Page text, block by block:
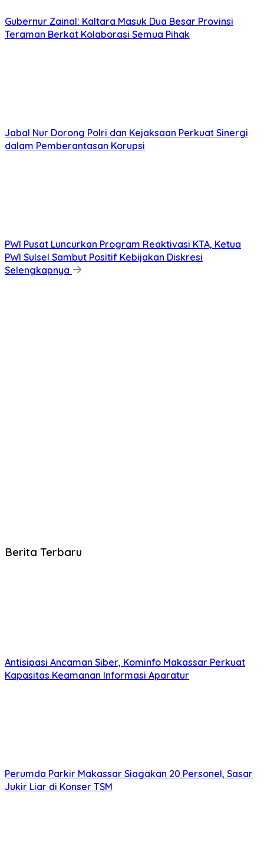
Gubernur Zainal: Kaltara Masuk Dua Besar Provinsi
Teraman Berkat Kolaborasi Semua Pihak
Jabal Nur Dorong Polri dan Kejaksaan Perkuat Sinergi
dalam Pemberantasan Korupsi
PWI Pusat Luncurkan Program Reaktivasi KTA, Ketua
PWI Sulsel Sambut Positif Kebijakan Diskresi
Selengkapnya
Berita Terbaru
Antisipasi Ancaman Siber, Kominfo Makassar Perkuat
Kapasitas Keamanan Informasi Aparatur
Perumda Parkir Makassar Siagakan 20 Personel, Sasar
Jukir Liar di Konser TSM